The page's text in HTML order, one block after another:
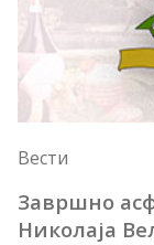
Вести
Завршно
Николаја